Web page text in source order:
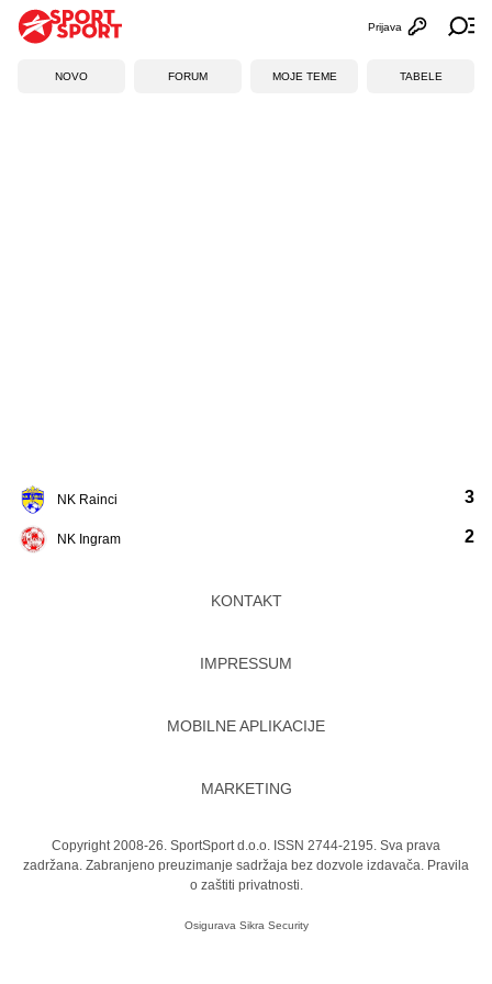
Otvori
Prijava
NOVO FORUM MOJE TEME TABELE
NK Rainci
NK Ingram
3
2
KONTAKT
IMPRESSUM
MOBILNE APLIKACIJE
MARKETING
Copyright 2008-26. SportSport d.o.o. ISSN 2744-2195. Sva prava
zadržana. Zabranjeno preuzimanje sadržaja bez dozvole izdavača. Pravila
o zaštiti privatnosti.
Osigurava Sikra Security